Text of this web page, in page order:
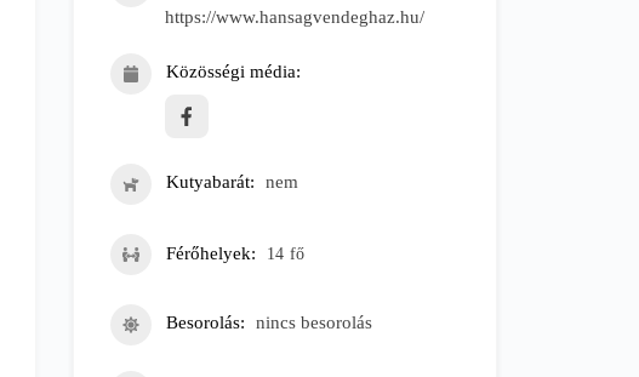
https://www.hansagvendeghaz.hu/
Közösségi média
Kutyabarát nem
Férőhelyek 14 fő
Besorolás nincs besorolás